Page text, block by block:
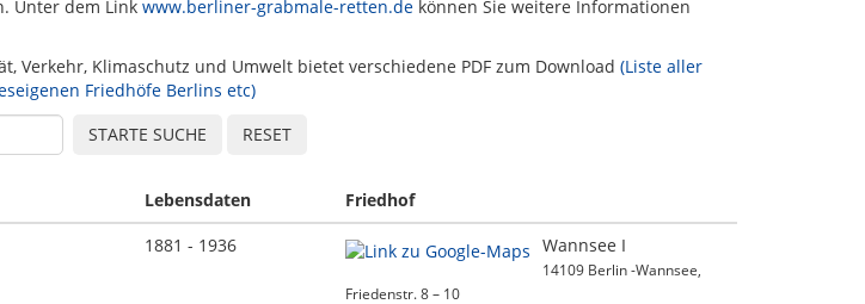
Unter dem Link www.berliner-grabmale-retten.de können Sie weitere Informationen
Verkehr, Klimaschutz und Umwelt bietet verschiedene PDF zum Download (Liste aller
Friedhöfe Berlins etc)
Lebensdaten
Friedhof
1881 - 1936 Wannsee I
14109 Berlin -Wannsee,
Friedenstr. 8 – 10